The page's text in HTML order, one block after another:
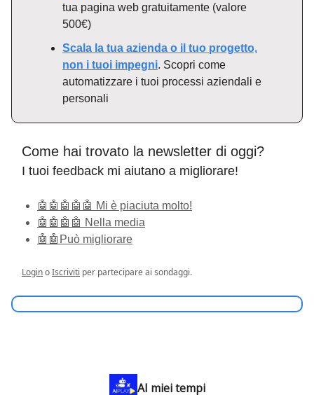
tua pagina web gratuitamente (valore
500€)
Scala la tua azienda o il tuo progetto,
non i tuoi impegni. Scopri come
automatizzare i tuoi processi aziendali e
personali
Come hai trovato la newsletter di oggi?
I tuoi feedback mi aiutano a migliorare!
🤖🤖🤖🤖🤖 Mi è piaciuta molto!
🤖🤖🤖🤖 Nella media
🤖🤖Può migliorare
LoginoIscriviti per partecipare ai sondaggi.
AI miei tempi